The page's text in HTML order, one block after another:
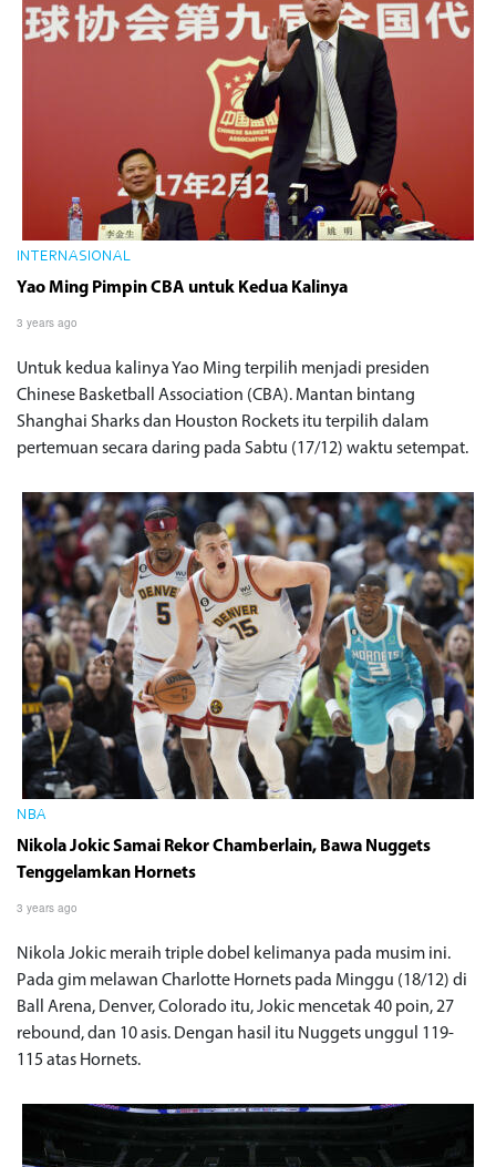
INTERNASIONAL
Yao Ming Pimpin CBA untuk Kedua Kalinya
3 years ago
Untuk kedua kalinya Yao Ming terpilih menjadi presiden
Chinese Basketball Association (CBA). Mantan bintang
Shanghai Sharks dan Houston Rockets itu terpilih dalam
pertemuan secara daring pada Sabtu (17/12) waktu setempat.
NBA
Nikola Jokic Samai Rekor Chamberlain, Bawa Nuggets
Tenggelamkan Hornets
3 years ago
Nikola Jokic meraih triple dobel kelimanya pada musim ini.
Pada gim melawan Charlotte Hornets pada Minggu (18/12) di
Ball Arena, Denver, Colorado itu, Jokic mencetak 40 poin, 27
rebound, dan 10 asis. Dengan hasil itu Nuggets unggul 119-
115 atas Hornets.